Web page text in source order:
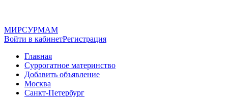
МИРСУРМАМ
Войти в кабинетРегистрация
Главная
Суррогатное материнство
Добавить объявление
Москва
Санкт-Петербург